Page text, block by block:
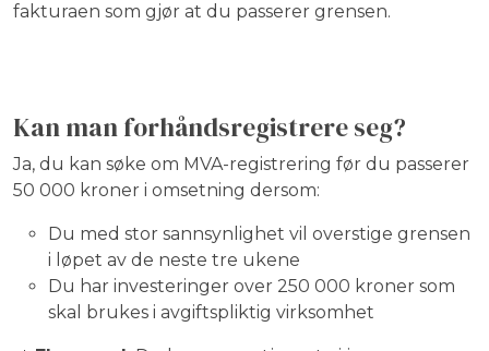
fakturaen som gjør at du passerer grensen.
Kan man forhåndsregistrere seg?
Ja, du kan søke om MVA-registrering før du passerer
50 000 kroner i omsetning dersom:
Du med stor sannsynlighet vil overstige grensen
i løpet av de neste tre ukene
Du har investeringer over 250 000 kroner som
skal brukes i avgiftspliktig virksomhet